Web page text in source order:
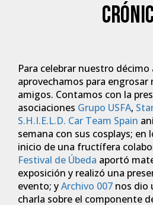
Para celebrar nuestro décimo
aprovechamos para
amigos. Contamos con la
asociaciones Grupo USFA,
S.H.I.E.L.D. Car Team Spain
semana con sus cosplays; en
inicio de una fructífera
Festival de Úbeda aportó
exposición y realizó una
evento; yArchivo 007 nos dio
charla sobre el componente